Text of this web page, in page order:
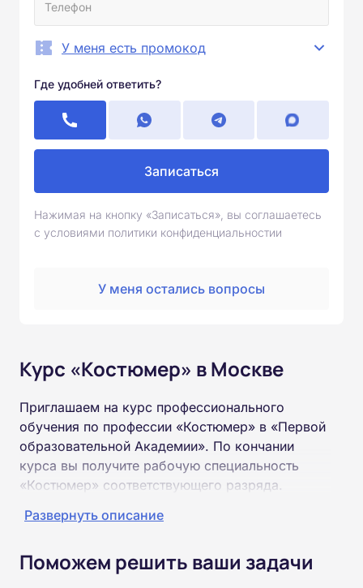
У меня есть промокод
Где удобней ответить?
Записаться
Нажимая на кнопку «Записаться», вы соглашаетесь
с условиями политики конфиденциальностии
У меня остались вопросы
Курс «Костюмер» в Москве
Приглашаем на курс профессионального
обучения по профессии «Костюмер» в «Первой
образовательной Академии». По кончании
курса вы получите рабочую специальность
«Костюмер» соответствующего разряда.
Пройти обучение и получить удостоверение
образования (9 или 11 классов).
Развернуть описание
Поможем решить ваши задачи